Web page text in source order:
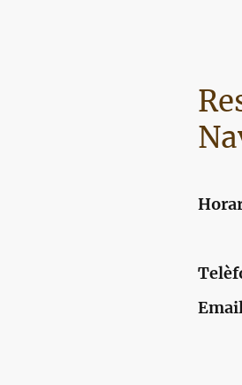
de